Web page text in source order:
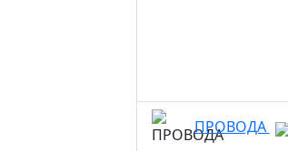
ПРОВОДА